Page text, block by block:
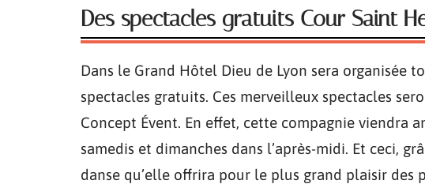
Des spectacles gratuits Cour Saint
Dans le Grand Hôtel Dieu de Lyon sera organisée
spectacles gratuits. Ces merveilleux spectacles
Concept Évent. En effet, cette compagnie viendra
samedis et dimanches dans l’après-midi. Et ceci,
danse qu’elle offrira pour le plus grand plaisir des